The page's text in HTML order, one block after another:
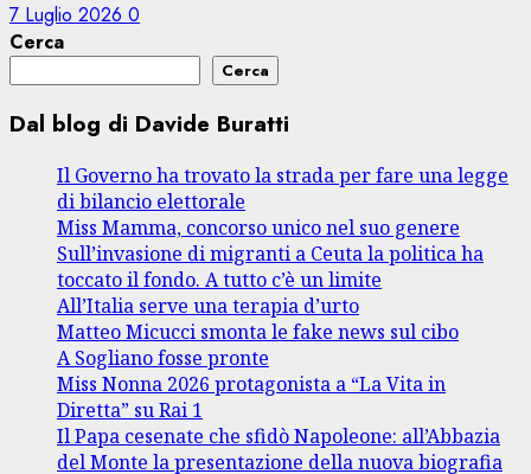
7 Luglio 2026 0
Cerca
Cerca
Dal blog di Davide Buratti
Il Governo ha trovato la strada per fare una legge
di bilancio elettorale
Miss Mamma, concorso unico nel suo genere
Sull’invasione di migranti a Ceuta la politica ha
toccato il fondo. A tutto c’è un limite
All’Italia serve una terapia d’urto
Matteo Micucci smonta le fake news sul cibo
A Sogliano fosse pronte
Miss Nonna 2026 protagonista a “La Vita in
Diretta” su Rai 1
Il Papa cesenate che sfidò Napoleone: all’Abbazia
del Monte la presentazione della nuova biografia